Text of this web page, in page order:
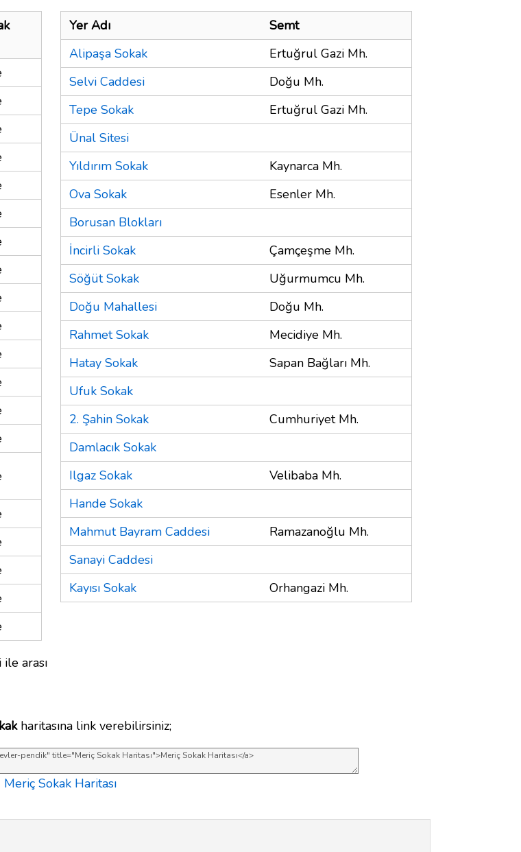
arası
Yer Adı
Semt
Alipaşa Sokak
Ertuğrul Gazi Mh.
Selvi Caddesi
Doğu Mh.
Tepe Sokak
Ertuğrul Gazi Mh.
Ünal Sitesi
Yıldırım Sokak
Kaynarca Mh.
Ova Sokak
Esenler Mh.
Borusan Blokları
İncirli Sokak
Çamçeşme Mh.
Söğüt Sokak
Uğurmumcu Mh.
Doğu Mahallesi
Doğu Mh.
Rahmet Sokak
Mecidiye Mh.
Hatay Sokak
Sapan Bağları Mh.
Ufuk Sokak
2. Şahin Sokak
Cumhuriyet Mh.
Damlacık Sokak
Ilgaz Sokak
Velibaba Mh.
Hande Sokak
Mahmut Bayram Caddesi
Ramazanoğlu Mh.
Sanayi Caddesi
Kayısı Sokak
Orhangazi Mh.
haritasına link verebilirsiniz;
Meriç Sokak Haritası